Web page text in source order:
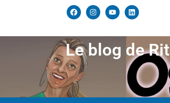
Le blog de